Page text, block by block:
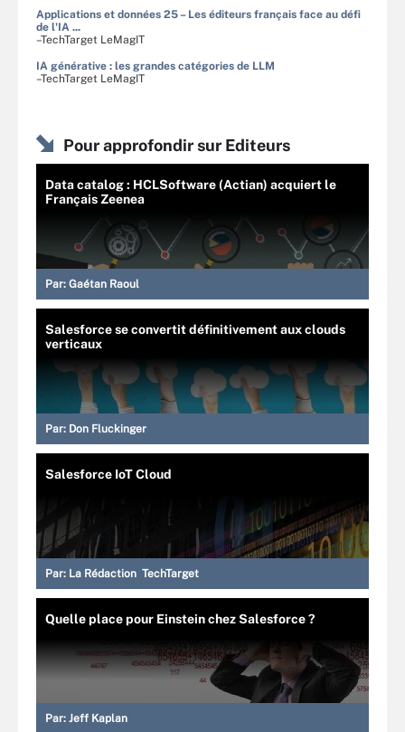
Applications et données 25 – Les éditeurs français face au défi
de l'IA ...
–TechTarget LeMagIT
IA générative : les grandes catégories de LLM
–TechTarget LeMagIT
Pour approfondir sur Editeurs
Data catalog : HCLSoftware (Actian) acquiert le
Français Zeenea
Par: Gaétan Raoul
Salesforce se convertit définitivement aux clouds
verticaux
Par: Don Fluckinger
Salesforce IoT Cloud
Par: La Rédaction TechTarget
Quelle place pour Einstein chez Salesforce ?
Par: Jeff Kaplan